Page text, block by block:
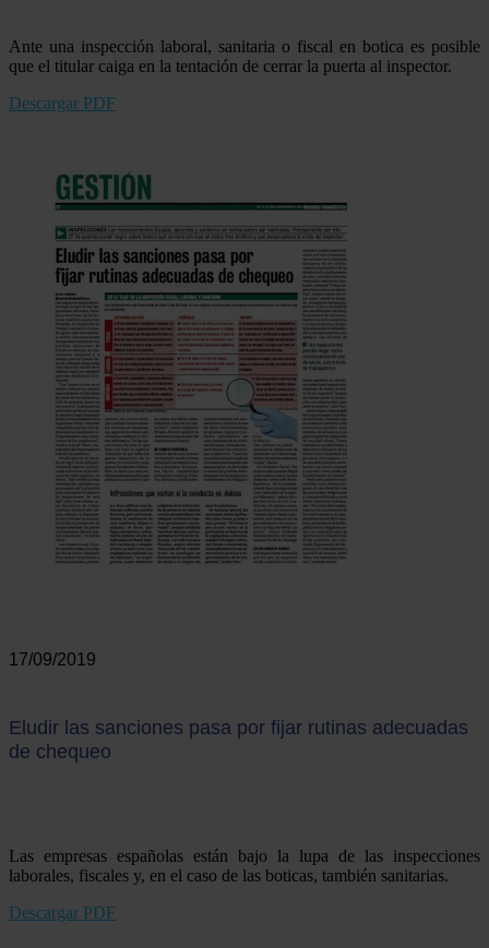
Ante una inspección laboral, sanitaria o fiscal en botica es posible
que el titular caiga en la tentación de cerrar la puerta al inspector.
Descargar PDF
17/09/2019
Eludir las sanciones pasa por fijar rutinas adecuadas
de chequeo
Las empresas españolas están bajo la lupa de las inspecciones
laborales, fiscales y, en el caso de las boticas, también sanitarias.
Descargar PDF